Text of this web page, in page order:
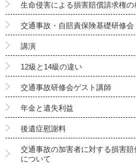
生命侵害による損害賠償請求権の
交通事故・自賠責保険基礎研修会
講演
12級と14級の違い
交通事故研修会ゲスト講師
年金と遺失利益
後遺症慰謝料
交通事故の加害者に対する損害
について